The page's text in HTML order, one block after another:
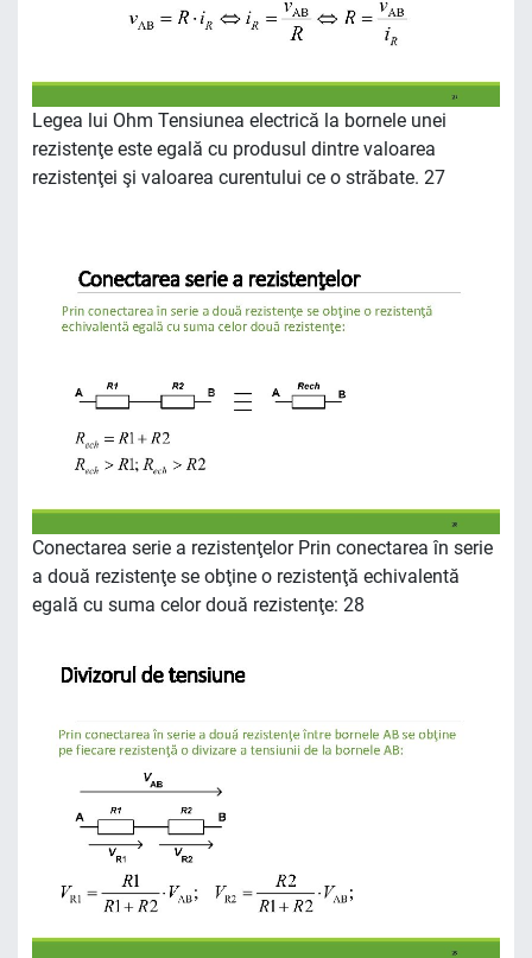
Legea lui Ohm Tensiunea electrică la bornele unei
rezistenţe este egală cu produsul dintre valoarea
rezistenţei şi valoarea curentului ce o străbate. 27
Conectarea serie a rezistenţelor Prin conectarea în serie
a două rezistenţe se obţine o rezistenţă echivalentă
egală cu suma celor două rezistenţe: 28